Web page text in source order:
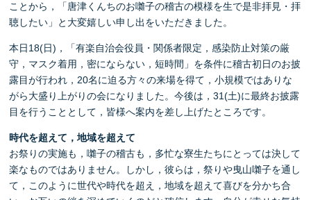
ことから，「唐津くんちのお囃子の稽古の模様を生で是非拝見・拝
聴したい」と大変嬉しい申し出をいただきました。
本日18(日)，「有楽自治会役員・関係者限定，感染防止対策の厳
守，マスク着用，密にならない，短時間」を条件に稽古初日のお披
露目が行われ，20名に迫る方々の来場を得て，小規模ではありな
がら大盛り上がりの会になりました。今後は，31(土)に最終お披露
目を行うこととして，皆様へ案内を差し上げたところです。
時代を超えて，地域を超えて
お祭りの実施も，囃子の稽古も，多忙な寮生たちにとっては決して
楽なものではありません。しかし，彼らは，祭りや曳山囃子を通し
て，このように世代や時代を超え，地域を超えて喜びを分かち合